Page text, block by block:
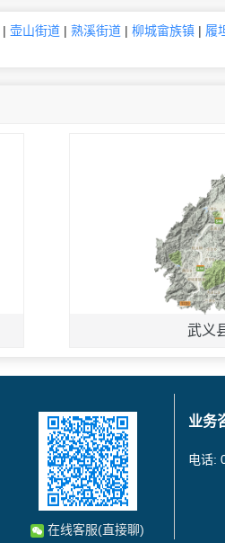
| 壶山街道 | 熟溪街道 | 柳城畲族镇 | 履
武义
在线客服(直接聊)
业务
电话: